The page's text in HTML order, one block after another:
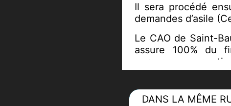
Il sera procédé
demandes d’asile
Le CAO de Saint-
assure 100% du
personnes un
solidarité
DANS LA MÊME